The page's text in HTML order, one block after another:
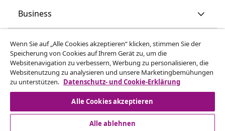
Business
vidaXL
Mehr entdecken
Wenn Sie auf „Alle Cookies akzeptieren“ klicken, stimmen Sie der
Speicherung von Cookies auf Ihrem Gerät zu, um die
Websitenavigation zu verbessern, Werbung zu personalisieren, die
Websitenutzung zu analysieren und unsere Marketingbemühungen
zu unterstützen. Datenschutz- und Cookie-Erklärung
Alle Cookies akzeptieren
Alle ablehnen